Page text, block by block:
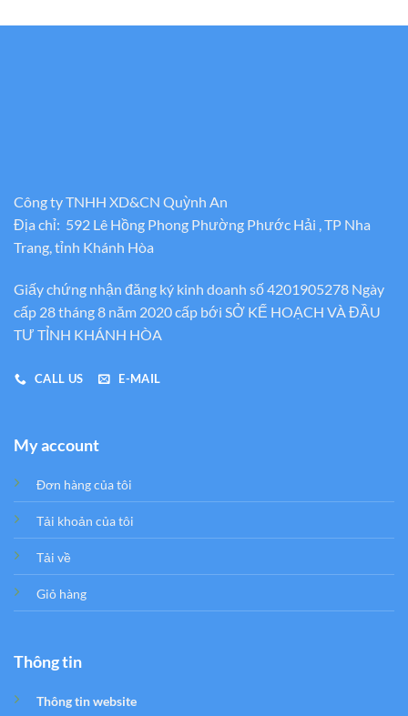
Công ty TNHH XD&CN Quỳnh An
Địa chỉ: 592 Lê Hồng Phong Phường Phước Hải , TP Nha
Trang, tỉnh Khánh Hòa
Giấy chứng nhận đăng ký kinh doanh số 4201905278 Ngày
cấp 28 tháng 8 năm 2020 cấp bới SỞ KẾ HOẠCH VÀ ĐẦU
TƯ TỈNH KHÁNH HÒA
CALL US E-MAIL
My account
Đơn hàng của tôi
Tải khoản của tôi
Tải về
Giỏ hàng
Thông tin
Thông tin website